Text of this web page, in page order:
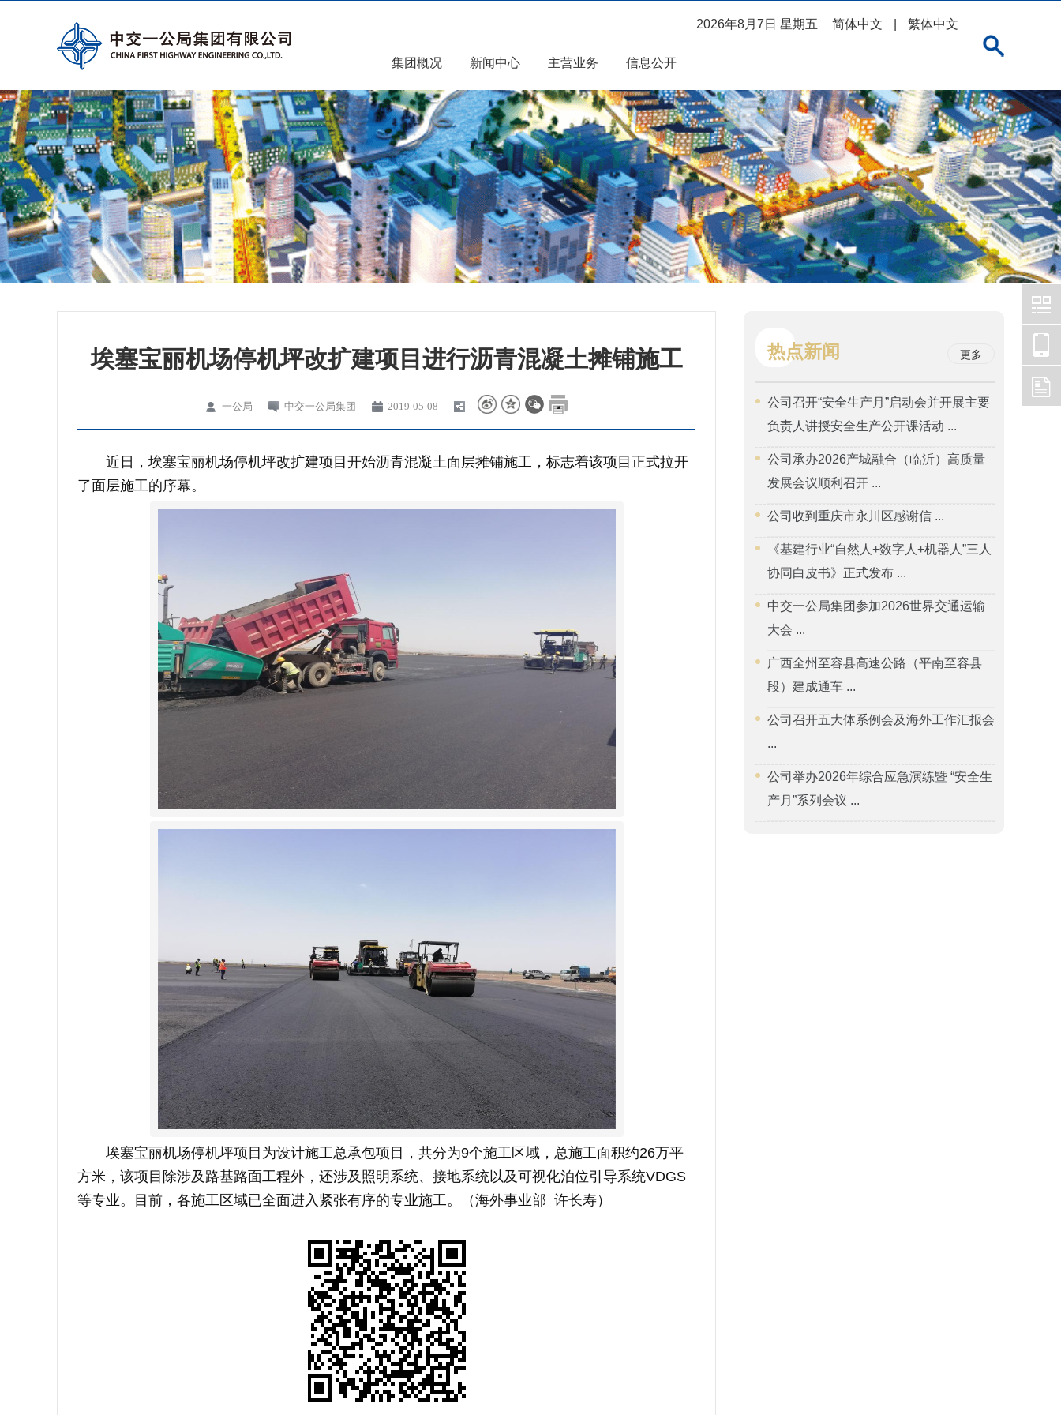
2026年8月7日 星期五 简体中文 繁体中文
集团概况 新闻中心 主营业务 信息公开
埃塞宝丽机场停机坪改扩建项目进行沥青混凝土摊铺施工
一公局 中交一公局集团 2019-05-08
近日，埃塞宝丽机场停机坪改扩建项目开始沥青混凝土面层摊铺施工，标志着该项目正式拉开
了面层施工的序幕。
埃塞宝丽机场停机坪项目为设计施工总承包项目，共分为9个施工区域，总施工面积约26万平
方米，该项目除涉及路基路面工程外，还涉及照明系统、接地系统以及可视化泊位引导系统VDGS
等专业。目前，各施工区域已全面进入紧张有序的专业施工。（海外事业部 许长寿）
热点新闻 更多
公司召开“安全生产月”启动会并开展主要
负责人讲授安全生产公开课活动 ...
公司承办2026产城融合（临沂）高质量
发展会议顺利召开 ...
公司收到重庆市永川区感谢信 ...
《基建行业“自然人+数字人+机器人”三人
协同白皮书》正式发布 ...
中交一公局集团参加2026世界交通运输
大会 ...
广西全州至容县高速公路（平南至容县
段）建成通车 ...
公司召开五大体系例会及海外工作汇报会
...
公司举办2026年综合应急演练暨 “安全生
产月”系列会议 ...